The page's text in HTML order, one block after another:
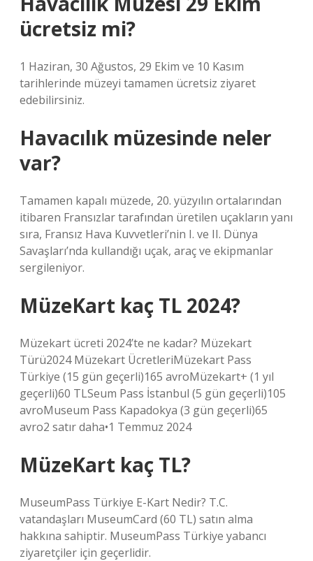
ücretsiz mi?
1 Haziran, 30 Ağustos, 29 Ekim ve 10 Kasım
tarihlerinde müzeyi tamamen ücretsiz ziyaret
edebilirsiniz.
Havacılık müzesinde neler
var?
Tamamen kapalı müzede, 20. yüzyılın ortalarından
itibaren Fransızlar tarafından üretilen uçakların yanı
sıra, Fransız Hava Kuvvetleri’nin I. ve II. Dünya
Savaşları’nda kullandığı uçak, araç ve ekipmanlar
sergileniyor.
MüzeKart kaç TL 2024?
Müzekart ücreti 2024’te ne kadar? Müzekart
Türü2024 Müzekart ÜcretleriMüzekart Pass
Türkiye (15 gün geçerli)165 avroMüzekart+ (1 yıl
geçerli)60 TLSeum Pass İstanbul (5 gün geçerli)105
avroMuseum Pass Kapadokya (3 gün geçerli)65
avro2 satır daha•1 Temmuz 2024
MüzeKart kaç TL?
MuseumPass Türkiye E-Kart Nedir? T.C.
vatandaşları MuseumCard (60 TL) satın alma
hakkına sahiptir. MuseumPass Türkiye yabancı
ziyaretçiler için geçerlidir.